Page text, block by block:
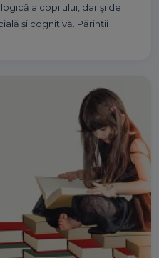
a copilului, dar și de
și cognitivă. Părinții